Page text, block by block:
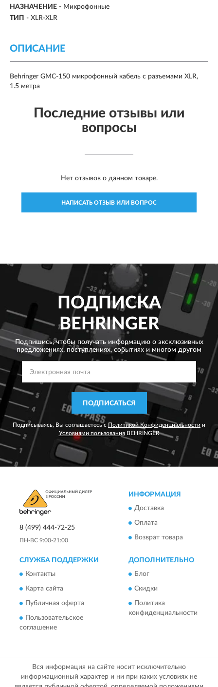
НАЗНАЧЕНИЕ - Микрофонные
ТИП - XLR-XLR
ОПИСАНИЕ
Behringer GMC-150 микрофонный кабель с разъемами XLR,
1.5 метра
Последние отзывы или
вопросы
Нет отзывов о данном товаре.
НАПИСАТЬ ОТЗЫВ ИЛИ ВОПРОС
ПОДПИСКА
BEHRINGER
Подпишись, чтобы получать информацию о эксклюзивных
предложениях, поступлениях, событиях и многом другом
ПОДПИСАТЬСЯ
Подписываясь, Вы соглашаетесь с Политикой Конфиденциальности и
Условиями пользованияBEHRINGER
8 (499) 444-72-25
ПН-ВС 9:00-21:00
ИНФОРМАЦИЯ
Доставка
Оплата
Возврат товара
СЛУЖБА ПОДДЕРЖКИ
Контакты
Карта сайта
Публичная оферта
Пользовательское
соглашение
ДОПОЛНИТЕЛЬНО
Блог
Скидки
Политика
конфиденциальности
Вся информация на сайте носит исключительно
информационный характер и ни при каких условиях не